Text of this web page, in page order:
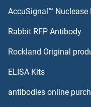
AccuSignal™ Nuclease
Rabbit RFP Antibody
Rockland Original
ELISA Kits
antibodies online